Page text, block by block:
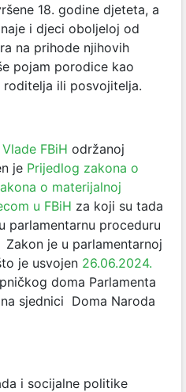
18. godine djeteta, a
i djeci oboljeloj od
na prihode njihovih
pojam porodice kao
roditelja ili posvojitelja.
FBiH održanoj
je Prijedlog zakona o
o materijalnoj
u FBiH za koji su tada
parlamentarnu proceduru
je u parlamentarnoj
je usvojen 26.06.2024.
doma Parlamenta
sjednici Doma Naroda
i socijalne politike